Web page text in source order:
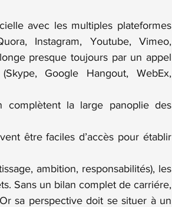
avec les multiples plateformes
Instagram, Youtube, Vimeo,
presque toujours par un appel
Google Hangout, WebEx,
complètent la large panoplie des
être faciles d’accès pour établir
ambition, responsabilités), les
Sans un bilan complet de carriére,
sa perspective doit se situer à un